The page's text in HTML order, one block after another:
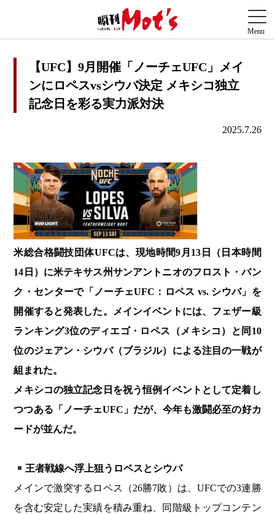
【UFC】9月開催「ノーチェUFC」メイ
ンにロペスvsシウバ決定 メキシコ独立
記念日を彩る実力派対決
2025.7.26
米総合格闘技団体UFCは、現地時間9月13日（日本時間
14日）に米テキサス州サンアントニオのフロスト・バン
ク・センターで「ノーチェUFC：ロペス vs. シウバ」を
開催すると発表した。メインイベントには、フェザー級
ランキング3位のディエゴ・ロペス（メキシコ）と同10
位のジェアン・シウバ（ブラジル）による注目の一戦が
組まれた。
メキシコの独立記念日を祝う恒例イベントとして定着し
つつある「ノーチェUFC」だが、今年も激闘必至の好カ
ードが並んだ。
王者戦線へ浮上狙うロペスとシウバ
メインで激突するロペス（26勝7敗）は、UFCでの3連勝
を含む安定した実績を積み重ね、同階級トップコンテン